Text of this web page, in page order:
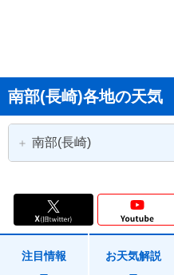
南部(長崎)各地の天気
南部(長崎)
諫早市
西海市
注目情報 お天気解説